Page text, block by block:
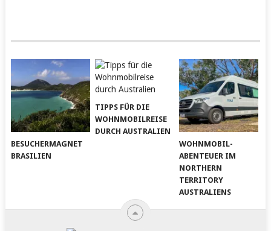
BESUCHERMAGNET
BRASILIEN
TIPPS FÜR DIE
WOHNMOBILREISE
DURCH AUSTRALIEN
WOHNMOBIL-
ABENTEUER IM
NORTHERN
TERRITORY
AUSTRALIENS